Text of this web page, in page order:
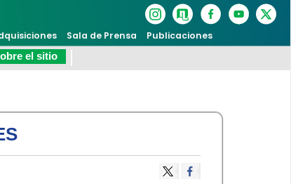
Sala de Prensa Publicaciones
el sitio